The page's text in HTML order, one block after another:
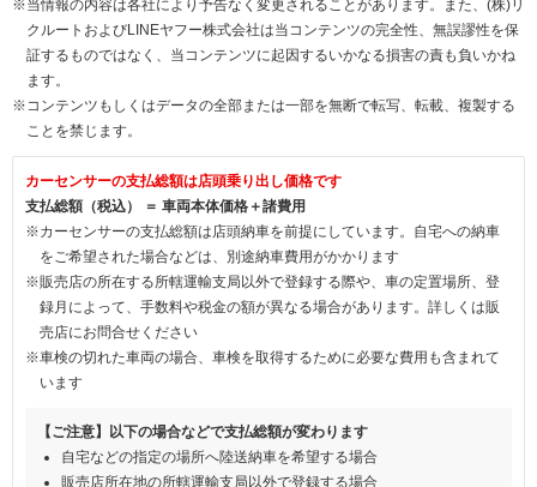
※当情報の内容は各社により予告なく変更されることがあります。また、(株)リ
クルートおよびLINEヤフー株式会社は当コンテンツの完全性、無誤謬性を保
証するものではなく、当コンテンツに起因するいかなる損害の責も負いかね
ます。
※コンテンツもしくはデータの全部または一部を無断で転写、転載、複製する
ことを禁じます。
カーセンサーの支払総額は店頭乗り出し価格です
支払総額（税込） ＝ 車両本体価格＋諸費用
※カーセンサーの支払総額は店頭納車を前提にしています。自宅への納車
をご希望された場合などは、別途納車費用がかかります
※販売店の所在する所轄運輸支局以外で登録する際や、車の定置場所、登
録月によって、手数料や税金の額が異なる場合があります。詳しくは販
売店にお問合せください
※車検の切れた車両の場合、車検を取得するために必要な費用も含まれて
います
【ご注意】以下の場合などで支払総額が変わります
自宅などの指定の場所へ陸送納車を希望する場合
販売店所在地の所轄運輸支局以外で登録する場合